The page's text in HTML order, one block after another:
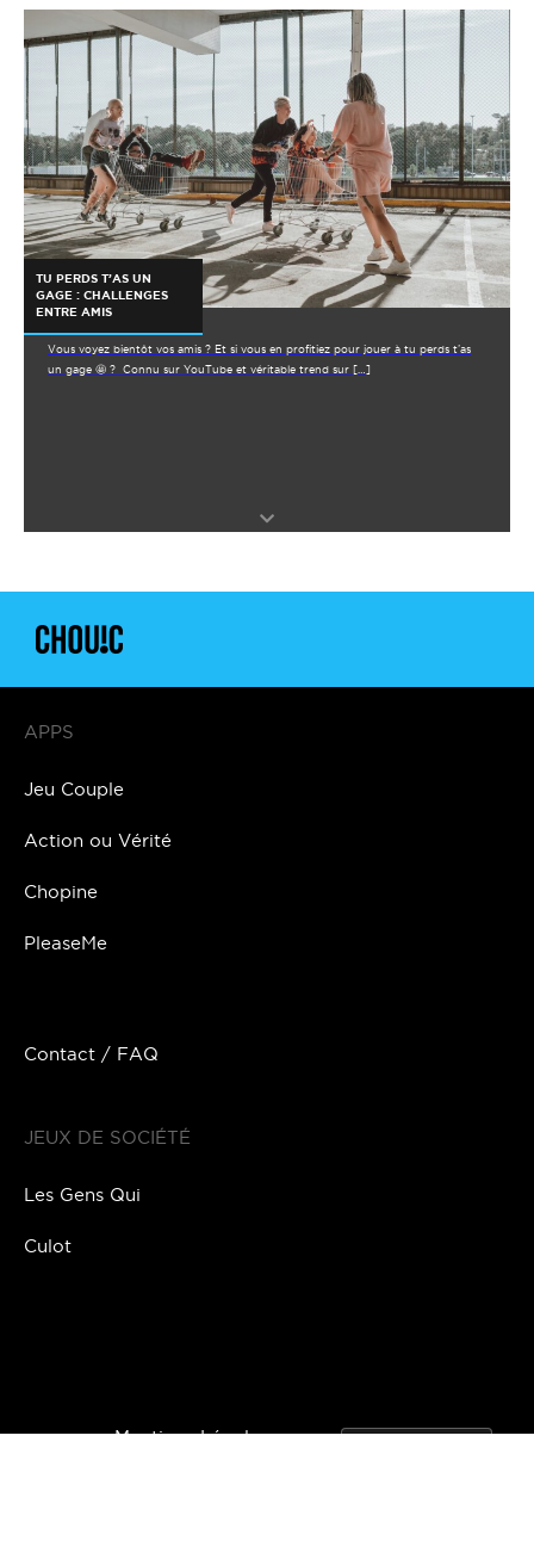
TU PERDS T’AS UN
GAGE : CHALLENGES
ENTRE AMIS
Vous voyez bientôt vos amis ? Et si vous en profitiez pour jouer à tu perds t’as
un gage 🤩 ? Connu sur YouTube et véritable trend sur […]
APPS
Jeu Couple
Action ou Vérité
Chopine
PleaseMe
Contact / FAQ
JEUX DE SOCIÉTÉ
Les Gens Qui
Culot
Mentions Légales